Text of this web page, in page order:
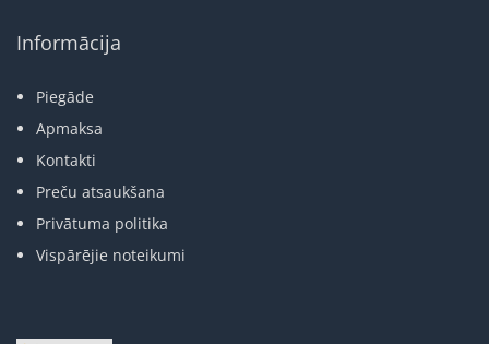
Informācija
Piegāde
Apmaksa
Kontakti
Preču atsaukšana
Privātuma politika
Vispārējie noteikumi